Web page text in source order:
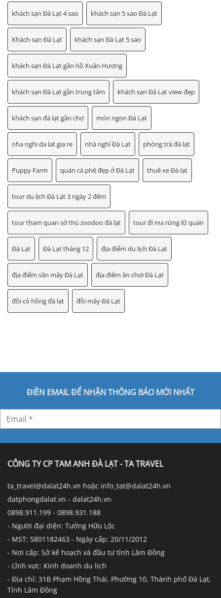
khách sạn Đà Lạt 4 sao khách sạn 5 sao Đà Lạt
Khách sạn Đà Lạt khách sạn Đà Lạt 5 sao
khách sạn Đà Lạt gần hồ Xuân Hương
khách sạn Đà Lạt gần trung tâm khách sạn Đà Lạt view đẹp
khách sạn đà lạt gần chợ món ngon Đà Lạt
nha nghi da lat gia re nhà nghỉ Đà Lạt phòng trà đà lạt
Puppy Farm quán cà phê đẹp ở Đà Lạt thuê xe Đà lạt
tour du lịch Đà Lạt 3 ngày 2 đêm
tour tham quan sở thú zoodoo đà lạt tour đi ma rừng lữ quán
Đà Lạt Đà Lạt tháng 12 địa điểm du lịch Đà Lạt
địa điểm săn mây Đà Lạt địa điểm ăn chơi Đà Lạt
đồi cỏ hồng đà lạt đồi mây Đà Lạt
ĐIỀN EMAIL ĐỂ NHẬN THÔNG BÁO MỚI NHẤT
CÔNG TY CP TAM ANH ĐÀ LẠT - TA TRAVEL
ta_travel@dalat24h.vn hoặc info_tat@dalat24h.vn
datphongdalat.vn - dalat24h.vn
0898.911.199 - 0898.931.188
- Người đại diện: Tưởng Hữu Lộc
- MST: 5801182463 - Ngày cấp: 20/11/2012
- Nơi cấp: Sở kế hoạch và đầu tư tỉnh Lâm Đồng
- Lĩnh vực: Kinh doanh du lịch
- Địa chỉ: 31B Phạm Hồng Thái, Phường 10, Thành phố Đà Lạt,
Tỉnh Lâm Đồng